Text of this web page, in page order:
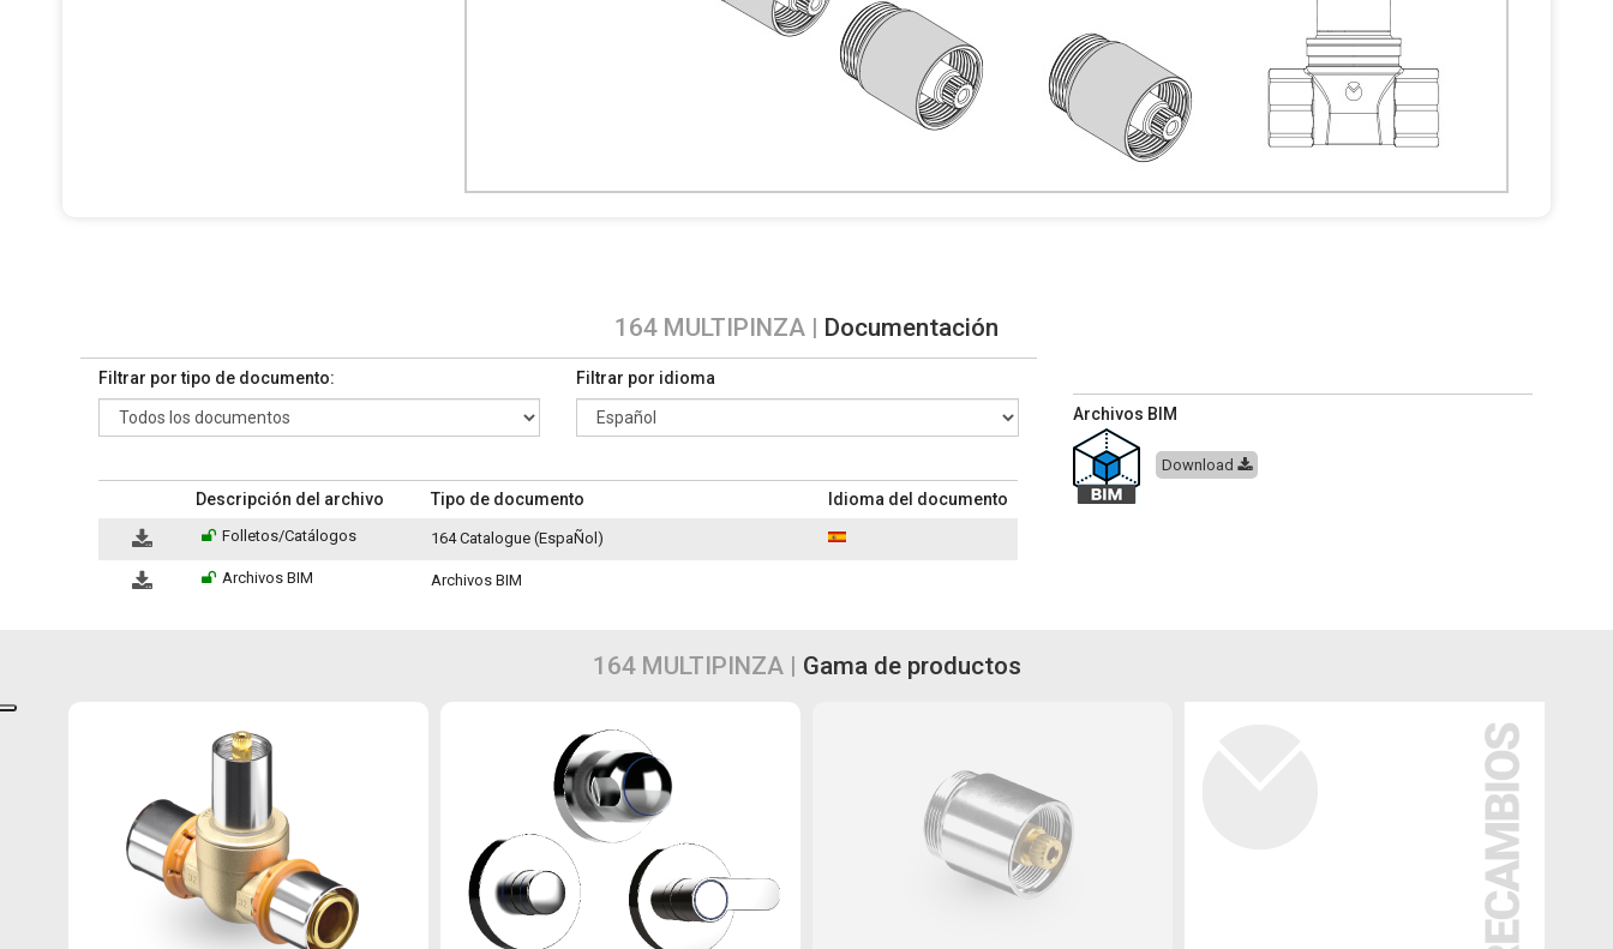
164 MULTIPINZA | Documentación
Filtrar por tipo de documento: Filtrar por idioma
Descripción del archivo Tipo de documento Idioma del documento
Folletos/Catálogos 164 Catalogue (EspaÑol)
Archivos BIM Archivos BIM
Archivos BIM
Download
164 MULTIPINZA | Gama de productos